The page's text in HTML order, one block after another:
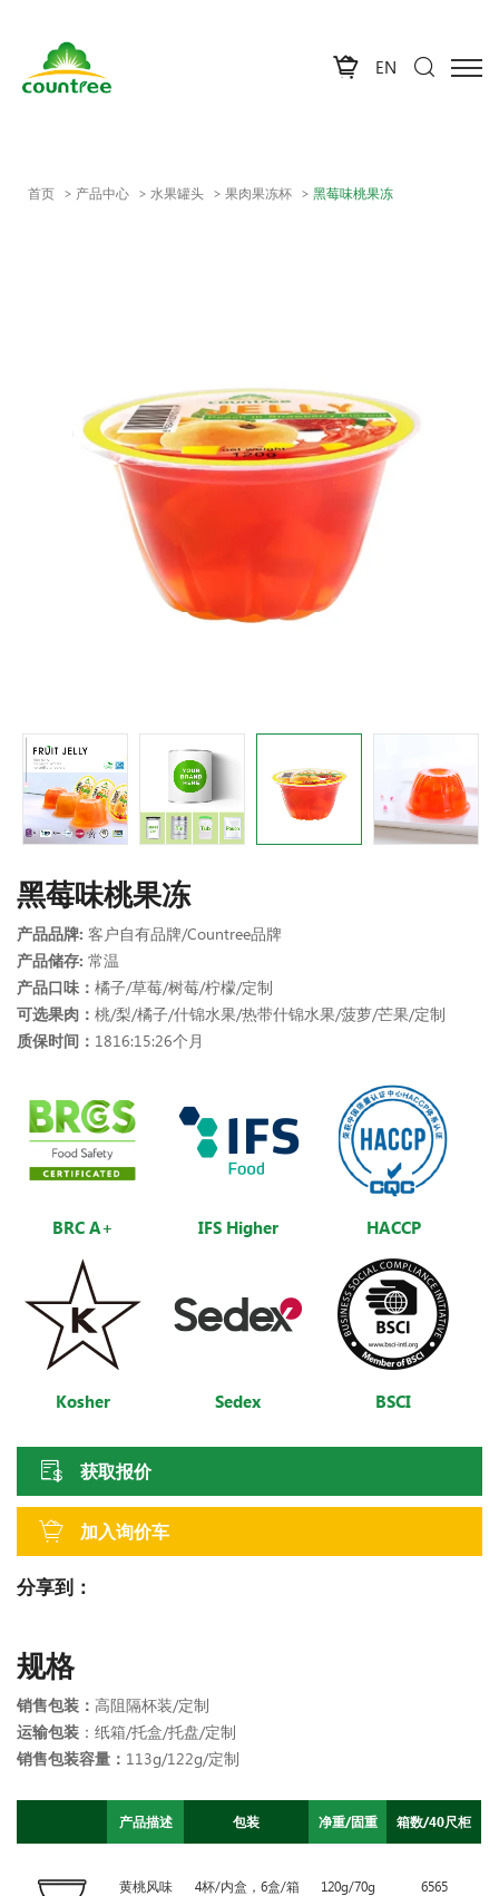
EN
首页 产品中心 水果罐头 果肉果冻杯 黑莓味桃果冻
黑莓味桃果冻
产品品牌: 客户自有品牌/Countree品牌
产品储存: 常温
产品口味： 橘子/草莓/树莓/柠檬/定制
可选果肉： 桃/梨/橘子/什锦水果/热带什锦水果/菠萝/芒果/定制
质保时间： 1816:15:26个月
BRC A+ IFS Higher HACCP
Kosher Sedex BSCI
获取报价
加入询价车
分享到：
规格
销售包装： 高阻隔杯装/定制
运输包装 ：纸箱/托盒/托盘/定制
销售包装容量： 113g/122g/定制
产品描述 包装 净重/固重 箱数/40尺柜
黄桃风味 4杯/内盒，6盒/箱 120g/70g 6565